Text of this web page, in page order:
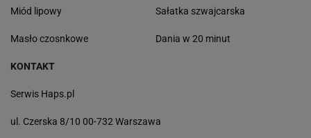
Miód lipowy
Masło czosnkowe
Sałatka szwajcarska
Dania w 20 minut
KONTAKT
Serwis Haps.pl
ul. Czerska 8/10 00-732 Warszawa